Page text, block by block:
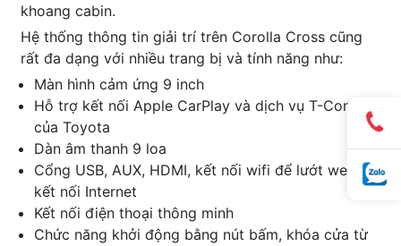
khoang cabin.
Hệ thống thông tin giải trí trên Corolla Cross cũng
rất đa dạng với nhiều trang bị và tính năng như:
Màn hình cảm ứng 9 inch
Hỗ trợ kết nối Apple CarPlay và dịch vụ T-Connect
của Toyota
Dàn âm thanh 9 loa
Cổng USB, AUX, HDMI, kết nối wifi để lướt web,
kết nối Internet
Kết nối điện thoại thông minh
Chức năng khởi động bằng nút bấm, khóa cửa từ